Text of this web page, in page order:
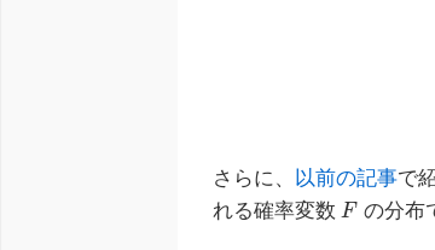
さらに、 以前の記事で
れる確率変数F の分布